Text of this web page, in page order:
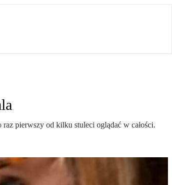
pierwszy od kilku stuleci oglądać w całości.